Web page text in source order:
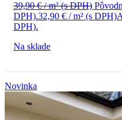
39,90€/ m²(s DPH)
DPH).32,90 € / m² (s DPH)
DPH).
Na sklade
Novinka